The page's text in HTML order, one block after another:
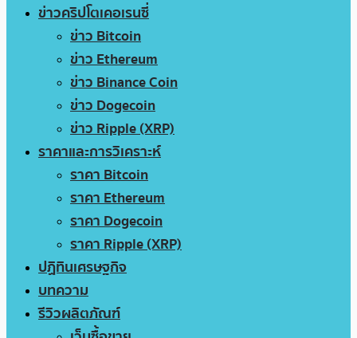
ข่าวคริปโตเคอเรนซี่
ข่าว Bitcoin
ข่าว Ethereum
ข่าว Binance Coin
ข่าว Dogecoin
ข่าว Ripple (XRP)
ราคาและการวิเคราะห์
ราคา Bitcoin
ราคา Ethereum
ราคา Dogecoin
ราคา Ripple (XRP)
ปฏิทินเศรษฐกิจ
บทความ
รีวิวผลิตภัณฑ์